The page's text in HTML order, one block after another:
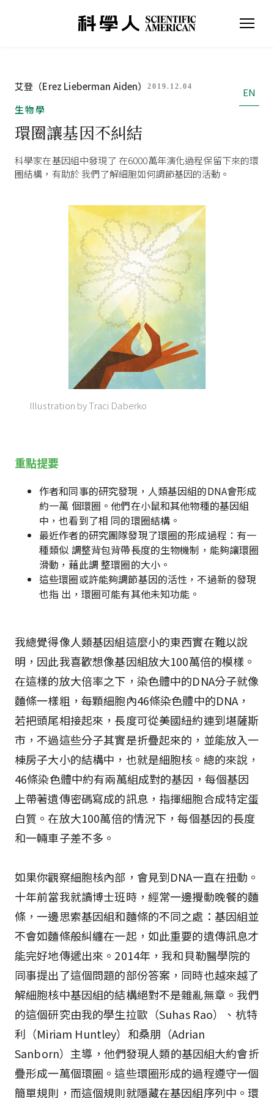
艾登（Erez Lieberman Aiden） 2019.12.04
EN
生物學
環圈讓基因不糾結
科學家在基因組中發現了 在6000萬年演化過程保留下來的環
圈結構，有助於 我們了解細胞如何調節基因的活動。
Illustration by Traci Daberko
重點提要
作者和同事的研究發現，人類基因組的DNA會形成
約一萬 個環圈。他們在小鼠和其他物種的基因組
中，也看到了相 同的環圈結構。
最近作者的研究團隊發現了環圈的形成過程：有一
種類似 調整背包背帶長度的生物機制，能夠讓環圈
滑動，藉此調 整環圈的大小。
這些環圈或許能夠調節基因的活性，不過新的發現
也指 出，環圈可能有其他未知功能。
我總覺得像人類基因組這麼小的東西實在難以說
明，因此我喜歡想像基因組放大100萬倍的模樣。
在這樣的放大倍率之下，染色體中的DNA分子就像
麵條一樣粗，每顆細胞內46條染色體中的DNA，
若把頭尾相接起來，長度可從美國紐約連到堪薩斯
市，不過這些分子其實是折疊起來的，並能放入一
棟房子大小的結構中，也就是細胞核。總的來說，
46條染色體中約有兩萬組成對的基因，每個基因
上帶著遺傳密碼寫成的訊息，指揮細胞合成特定蛋
白質。在放大100萬倍的情況下，每個基因的長度
和一輛車子差不多。
如果你觀察細胞核內部，會見到DNA一直在扭動。
十年前當我就讀博士班時，經常一邊攪動晚餐的麵
條，一邊思索基因組和麵條的不同之處：基因組並
不會如麵條般糾纏在一起，如此重要的遺傳訊息才
能完好地傳遞出來。2014年，我和貝勒醫學院的
同事提出了這個問題的部份答案，同時也越來越了
解細胞核中基因組的結構絕對不是雜亂無章。我們
的這個研究由我的學生拉歐（Suhas Rao）、杭特
利（Miriam Huntley）和桑朋（Adrian
Sanborn）主導，他們發現人類的基因組大約會折
疊形成一萬個環圈。這些環圈形成的過程遵守一個
簡單規則，而這個規則就隱藏在基因組序列中。環